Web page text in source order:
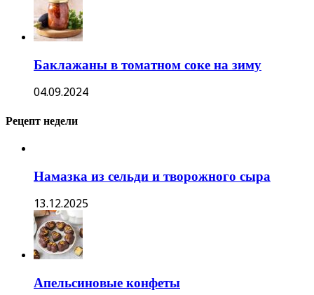
Баклажаны в томатном соке на зиму
04.09.2024
Рецепт недели
Намазка из сельди и творожного сыра
13.12.2025
Апельсиновые конфеты